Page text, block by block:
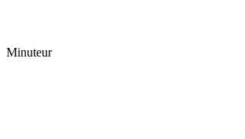
Minuteur